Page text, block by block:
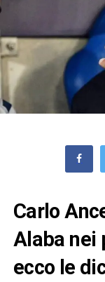
Carlo
Alaba nei
ecco le